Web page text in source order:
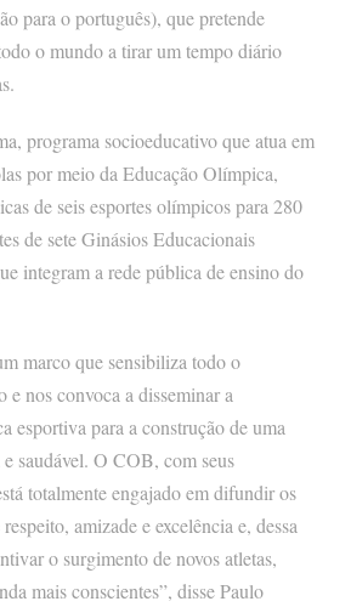
para o português), que pretende
o mundo a tirar um tempo diário
programa socioeducativo que atua em
por meio da Educação Olímpica,
de seis esportes olímpicos para 280
de sete Ginásios Educacionais
integram a rede pública de ensino do
marco que sensibiliza todo o
nos convoca a disseminar a
esportiva para a construção de uma
saudável. O COB, com seus
totalmente engajado em difundir os
amizade e excelência e, dessa
o surgimento de novos atletas,
mais conscientes”, disse Paulo